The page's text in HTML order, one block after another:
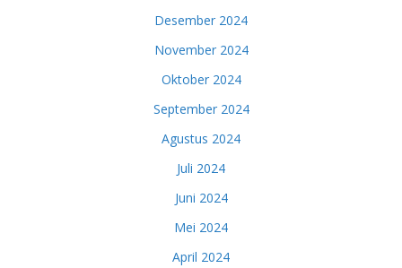
Desember 2024
November 2024
Oktober 2024
September 2024
Agustus 2024
Juli 2024
Juni 2024
Mei 2024
April 2024